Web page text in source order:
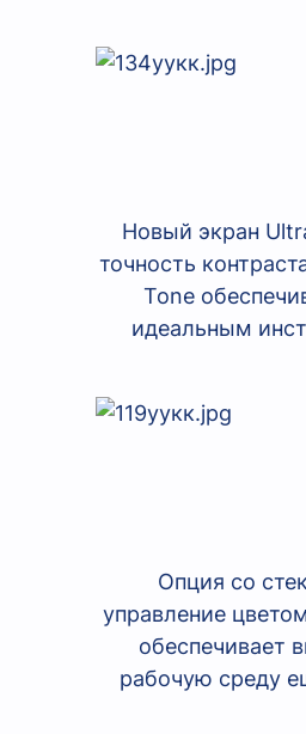
Новый экран
точность
Tone
идеальным
Опция со
управление
обеспечивает
рабочую среду